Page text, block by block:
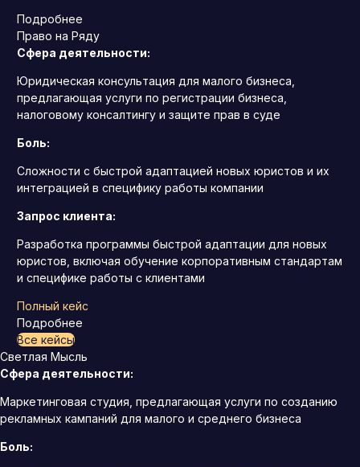
Подробнее
Право на Ряду
Сфера деятельности:
Юридическая консультация для малого бизнеса,
предлагающая услуги по регистрации бизнеса,
налоговому консалтингу и защите прав в суде
Боль:
Сложности с быстрой адаптацией новых юристов и их
интеграцией в специфику работы компании
Запрос клиента:
Разработка программы быстрой адаптации для новых
юристов, включая обучение корпоративным стандартам
и специфике работы с клиентами
Полный кейс
Подробнее
Все кейсы
Светлая Мысль
Сфера деятельности:
Маркетинговая студия, предлагающая услуги по созданию
рекламных кампаний для малого и среднего бизнеса
Боль: